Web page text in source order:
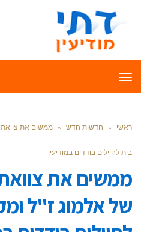
תפריט
ראשי » חדשות חדש » ממשים את
בית לחיילים בודדים במודיעין
ממשים את
של אלמוג ז"ל